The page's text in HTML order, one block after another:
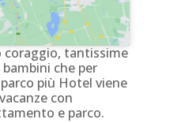
coraggio, tantissime
che per
più Hotel viene
con
e parco.